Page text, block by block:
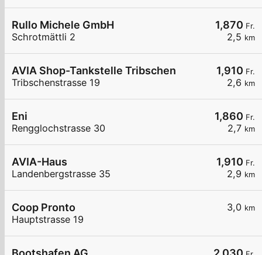
1,870 Fr.
2,5 km
Rullo Michele GmbH
Schrotmättli 2
1,910 Fr.
2,6 km
AVIA Shop-Tankstelle Tribschen
Tribschenstrasse 19
1,860 Fr.
2,7 km
Eni
Rengglochstrasse 30
1,910 Fr.
2,9 km
AVIA-Haus
Landenbergstrasse 35
3,0 km
Coop Pronto
Hauptstrasse 19